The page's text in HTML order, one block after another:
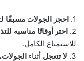
1. احجز الجولات مسبقًا
2. اختر أوقاتًا مناسبة
للاستمتاع الكامل.
3. لا تتعجل أثناء الجولات